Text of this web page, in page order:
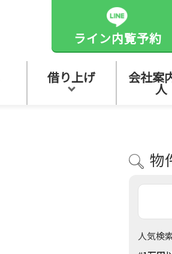
ライン内覧予約
借り上げ 会社案
人
物
人気検